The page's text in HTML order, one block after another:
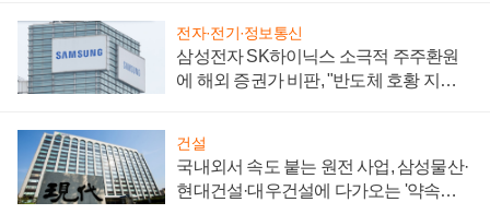
전자·전기·정보통신
삼성전자 SK하이닉스 소극적 주주환원
에 해외 증권가 비판, "반도체 호황 지속
건설
국내외서 속도 붙는 원전 사업, 삼성물산·
현대건설·대우건설에 다가오는 '약속의